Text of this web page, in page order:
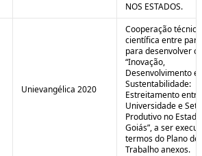
NOS ESTADOS.
Unievangélica 2020
Cooperação
científica entre
para desenvolver o
“Inovação,
Desenvolvimento e
Sustentabilidade:
Estreitamento entre
Universidade e
Produtivo no
Goiás”, a ser
termos do Plano de
Trabalho anexos.